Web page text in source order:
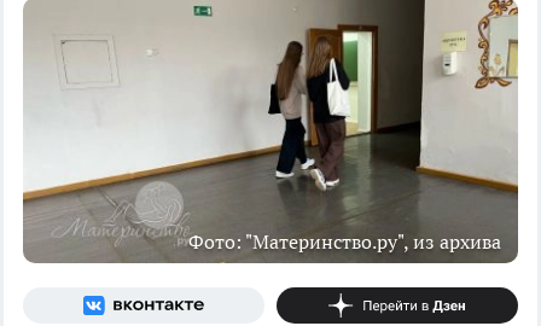
Фото: "Материнство.ру", из архива